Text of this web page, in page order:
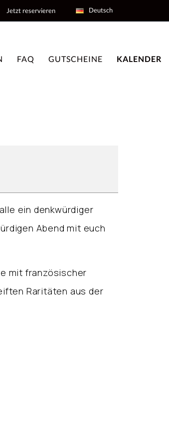
Jetzt reservieren Deutsch
FAQ GUTSCHEINE KALENDER
ein denkwürdiger
Abend mit euch
mit französischer
Raritäten aus der